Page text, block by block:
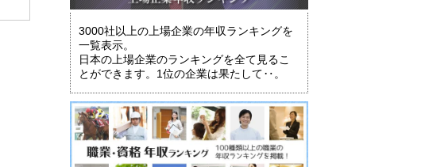
3000社以上の上場企業の年収ランキングを
一覧表示。
日本の上場企業のランキングを全て見るこ
とができます。1位の企業は果たして‥。